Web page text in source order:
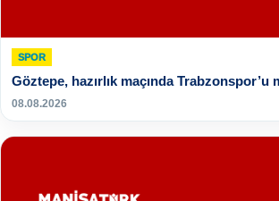
SPOR
Göztepe, hazırlık maçında Trabzonspor’u
08.08.2026